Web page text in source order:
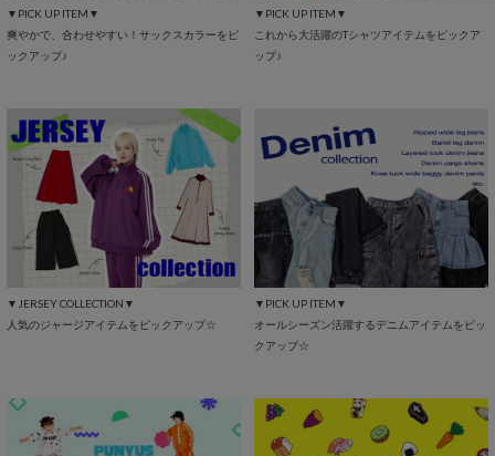
▼PICK UP ITEM▼
爽やかで、合わせやすい！サックスカラーをピ
ックアップ♪
▼PICK UP ITEM▼
これから大活躍のTシャツアイテムをピックア
ップ♪
▼JERSEY COLLECTION▼
人気のジャージアイテムをピックアップ☆
▼PICK UP ITEM▼
オールシーズン活躍するデニムアイテムをピッ
クアップ☆